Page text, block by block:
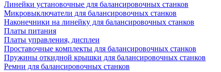
Линейки установочные для балансировочных станков
Микровыключатели для балансировочных станков
Наконечники на линейку для балансировочных станков
Платы питания
Платы управления, дисплеи
Проставочные комплекты для балансировочных станков
Пружины откидной крышки для балансировочных станков
Ремни для балансировочных станков